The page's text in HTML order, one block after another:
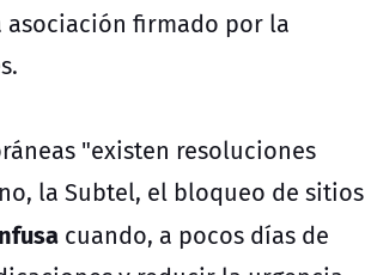
firmado por la
"existen resoluciones
la Subtel, el bloqueo de sitios
cuando, a pocos días de